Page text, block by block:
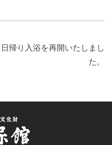
次
日帰り入浴を再開いたしまし
た。